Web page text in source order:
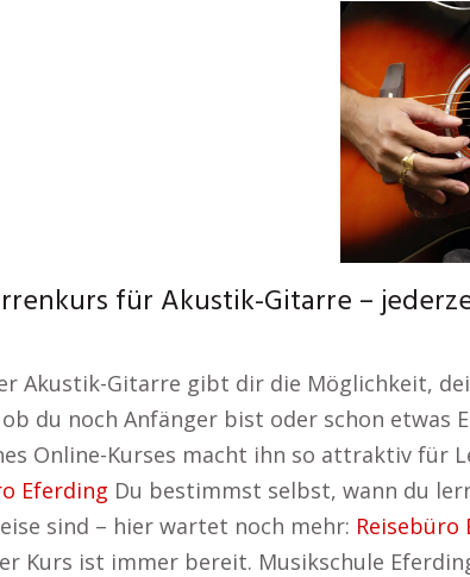
für Akustik-Gitarre –
Akustik-Gitarre gibt dir die Möglichkeit,
ob du noch Anfänger bist oder schon
Online-Kurses macht ihn so attraktiv für
Eferding Du bestimmst selbst, wann du
sind – hier wartet noch mehr: Reisebüro
Kurs ist immer bereit. Musikschule